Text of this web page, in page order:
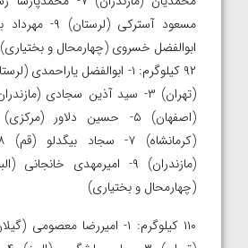
ابوالفضل خسروی (چهارمحال و بختیاری)
(چهارمحال و بختیاری)